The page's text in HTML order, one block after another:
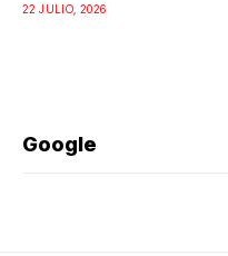
22 JULIO, 2026
Google